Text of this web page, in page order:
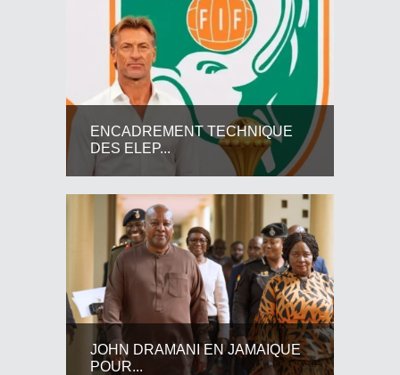
ENCADREMENT TECHNIQUE
DES ELEP...
JOHN DRAMANI EN JAMAIQUE
POUR...